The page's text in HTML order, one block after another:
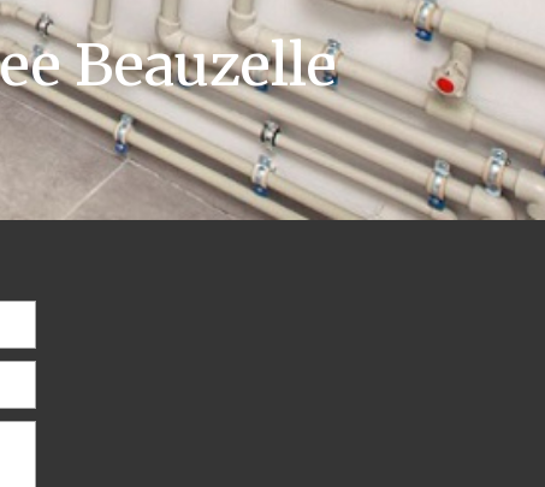
Beauzelle